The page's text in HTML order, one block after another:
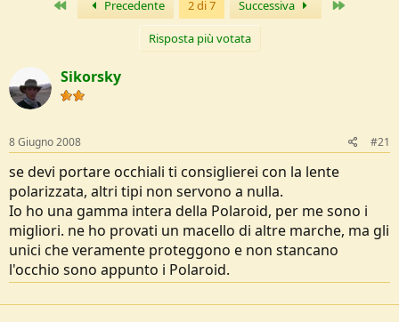
r
e
D
s
c
u
s
s
i
o
n
a
I
n
i
i
o
Primo Precedente 2 di 7 Successiva
Risposta più votata
Sikorsky
8 Giugno 2008 #21
se devi portare occhiali ti consiglierei con la lente
polarizzata, altri tipi non servono a nulla.
Io ho una gamma intera della Polaroid, per me sono i
migliori. ne ho provati un macello di altre marche, ma gli
unici che veramente proteggono e non stancano
l'occhio sono appunto i Polaroid.